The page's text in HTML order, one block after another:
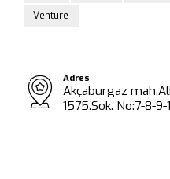
Venture
Adres
Akçaburgaz
1575.Sok. No:7-8-